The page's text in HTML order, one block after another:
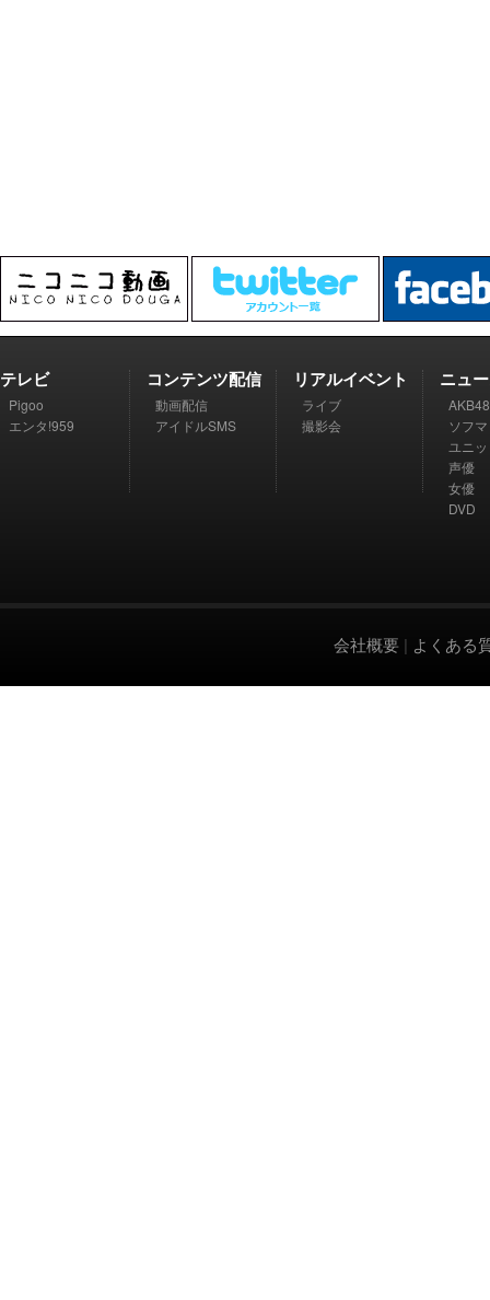
テレビ
Pigoo
エンタ!959
コンテンツ配信
動画配信
アイドルSMS
リアルイベント
ライブ
撮影会
ニュ
AKB48
ソフ
ユニ
声優
女優
DVD
会社概要 | よくある